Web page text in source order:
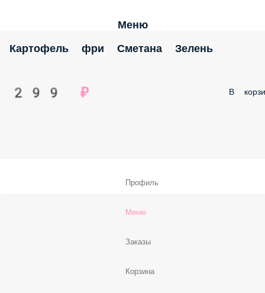
Меню
Картофель фри Сметана Зелень
299 ₽ В
Профиль
Меню
Заказы
Корзина